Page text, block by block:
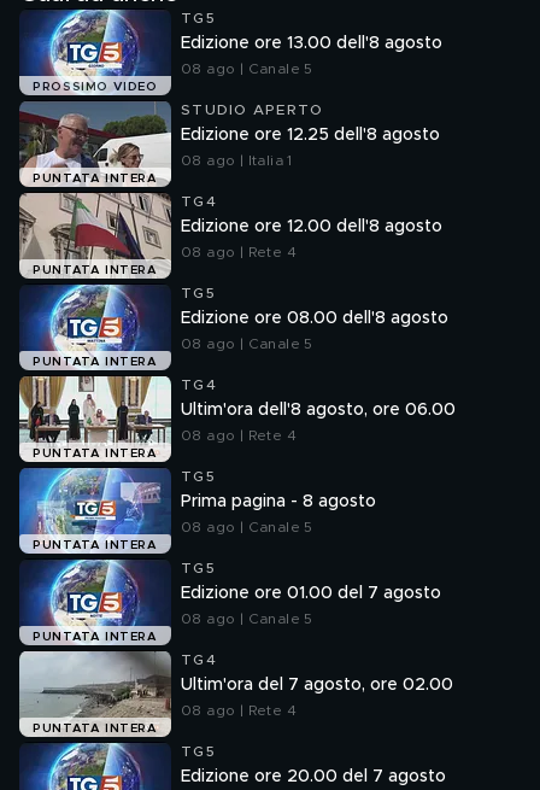
PROSSIMO VIDEO
TG5
Edizione ore 13.00 dell'8 agosto
08 ago | Canale 5
PUNTATA INTERA
STUDIO APERTO
Edizione ore 12.25 dell'8 agosto
08 ago | Italia 1
PUNTATA INTERA
TG4
Edizione ore 12.00 dell'8 agosto
08 ago | Rete 4
PUNTATA INTERA
TG5
Edizione ore 08.00 dell'8 agosto
08 ago | Canale 5
PUNTATA INTERA
TG4
Ultim'ora dell'8 agosto, ore 06.00
08 ago | Rete 4
PUNTATA INTERA
TG5
Prima pagina - 8 agosto
08 ago | Canale 5
PUNTATA INTERA
TG5
Edizione ore 01.00 del 7 agosto
08 ago | Canale 5
PUNTATA INTERA
TG4
Ultim'ora del 7 agosto, ore 02.00
08 ago | Rete 4
TG5
Edizione ore 20.00 del 7 agosto